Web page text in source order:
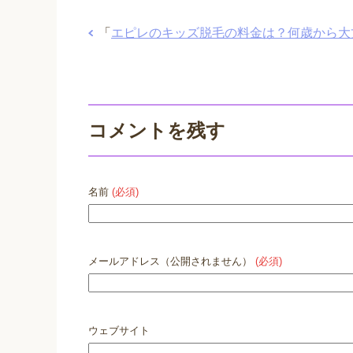
「 エピレのキッズ脱毛の料金は？何歳から大
コメントを残す
名前 (必須)
メールアドレス（公開されません） (必須)
ウェブサイト